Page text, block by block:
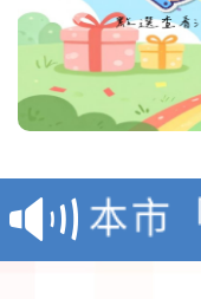
檢送
賽實
本市
程安
「桃